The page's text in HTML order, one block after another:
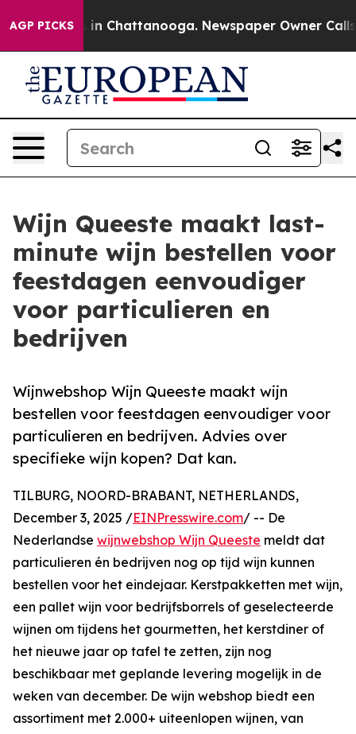
AGP PICKS
Chaos in Chattanooga. Newspaper Owner Calls
Wijn Queeste maakt last-
minute wijn bestellen voor
feestdagen eenvoudiger
voor particulieren en
bedrijven
Wijnwebshop Wijn Queeste maakt wijn
bestellen voor feestdagen eenvoudiger voor
particulieren en bedrijven. Advies over
specifieke wijn kopen? Dat kan.
TILBURG, NOORD-BRABANT, NETHERLANDS,
December 3, 2025 /EINPresswire.com/ -- De
Nederlandse wijnwebshop Wijn Queeste meldt dat
particulieren én bedrijven nog op tijd wijn kunnen
bestellen voor het eindejaar. Kerstpakketten met wijn,
een pallet wijn voor bedrijfsborrels of geselecteerde
wijnen om tijdens het gourmetten, het kerstdiner of
het nieuwe jaar op tafel te zetten, zijn nog
beschikbaar met geplande levering mogelijk in de
weken van december. De wijn webshop biedt een
assortiment met 2.000+ uiteenlopen wijnen, van